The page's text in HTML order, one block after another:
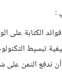
:
الكتابة على
تبسيط
أن ندفع الثمن